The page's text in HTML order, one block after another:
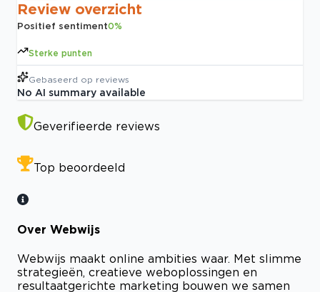
Review overzicht
Positief sentiment0%
Sterke punten
Gebaseerd op reviews
No AI summary available
Geverifieerde reviews
Top beoordeeld
Over Webwijs
Webwijs maakt online ambities waar. Met slimme
strategieën, creatieve weboplossingen en
resultaatgerichte marketing bouwen we samen